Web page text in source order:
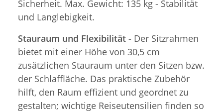
Sicherheit. Max. Gewicht: 135 kg - Stabilität
und Langlebigkeit.
Stauraum und Flexibilität - Der Sitzrahmen
bietet mit einer Höhe von 30,5 cm
zusätzlichen Stauraum unter den Sitzen bzw.
der Schlaffläche. Das praktische Zubehör
hilft, den Raum effizient und geordnet zu
gestalten; wichtige Reiseutensilien finden so